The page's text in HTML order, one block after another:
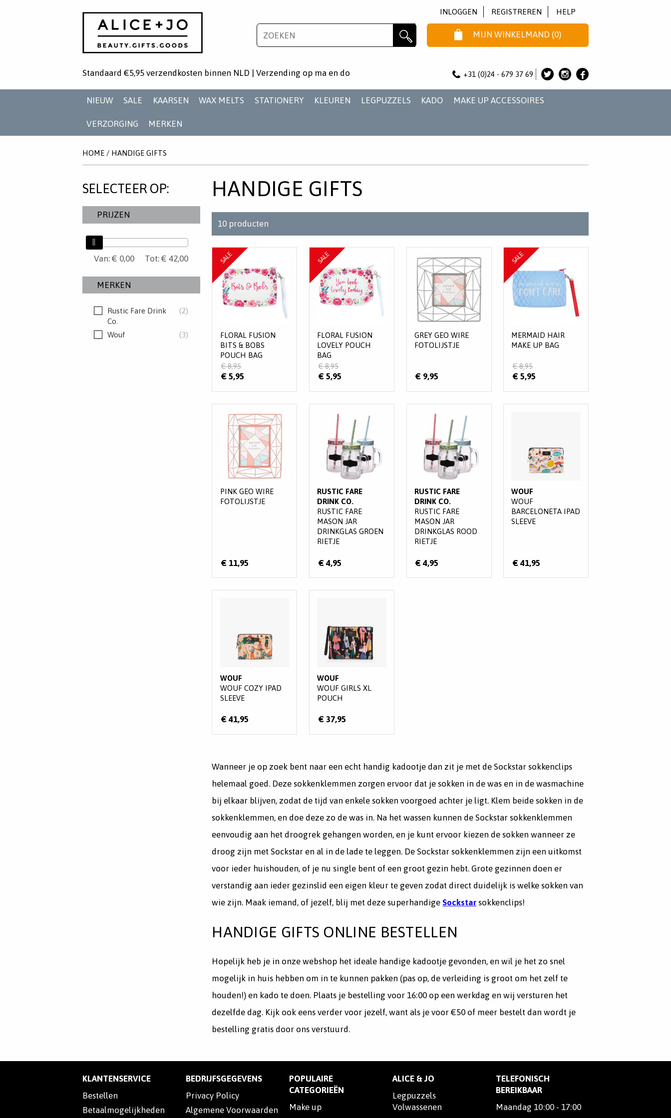
INLOGGEN REGISTREREN HELP
MIJN WINKELMAND (0)
Standaard €5,95 verzendkosten binnen NLD | Verzending op ma en do
+31 (0)24 - 679 37 69
NIEUW SALE KAARSEN WAX MELTS STATIONERY KLEUREN LEGPUZZELS KADO MAKE UP ACCESSOIRES
VERZORGING MERKEN
HOME/ HANDIGE GIFTS
SELECTEER OP:
PRIJZEN
Van:€ 0,00 Tot:€ 42,00
Van
Tot
MERKEN
Rustic Fare Drink
Co.
(2)
Wouf (3)
HANDIGE GIFTS
10 producten
FLORAL FUSION
BITS & BOBS
POUCH BAG
SALE
€ 5,95
€ 8,95
FLORAL FUSION
LOVELY POUCH
BAG
SALE
€ 5,95
€ 8,95
GREY GEO WIRE
FOTOLIJSTJE
€ 9,95
MERMAID HAIR
MAKE UP BAG
SALE
€ 5,95
€ 8,95
PINK GEO WIRE
FOTOLIJSTJE
€ 11,95
RUSTIC FARE
DRINK CO.
RUSTIC FARE
MASON JAR
DRINKGLAS GROEN
RIETJE
€ 4,95
RUSTIC FARE
DRINK CO.
RUSTIC FARE
MASON JAR
DRINKGLAS ROOD
RIETJE
€ 4,95
WOUF
WOUF
BARCELONETA IPAD
SLEEVE
€ 41,95
WOUF
WOUF COZY IPAD
SLEEVE
€ 41,95
WOUF
WOUF GIRLS XL
POUCH
€ 37,95
Wanneer je op zoek bent naar een echt handig kadootje dan zit je met de Sockstar sokkenclips
helemaal goed. Deze sokkenklemmen zorgen ervoor dat je sokken in de was en in de wasmachine
bij elkaar blijven, zodat de tijd van enkele sokken voorgoed achter je ligt. Klem beide sokken in de
sokkenklemmen, en doe deze zo de was in. Na het wassen kunnen de Sockstar sokkenklemmen
eenvoudig aan het droogrek gehangen worden, en je kunt ervoor kiezen de sokken wanneer ze
droog zijn met Sockstar en al in de lade te leggen. De Sockstar sokkenklemmen zijn een uitkomst
voor ieder huishouden, of je nu single bent of een groot gezin hebt. Grote gezinnen doen er
verstandig aan ieder gezinslid een eigen kleur te geven zodat direct duidelijk is welke sokken van
wie zijn. Maak iemand, of jezelf, blij met deze superhandigeSockstar sokkenclips!
HANDIGE GIFTS ONLINE BESTELLEN
Hopelijk heb je in onze webshop het ideale handige kadootje gevonden, en wil je het zo snel
mogelijk in huis hebben om in te kunnen pakken (pas op, de verleiding is groot om het zelf te
houden!) en kado te doen. Plaats je bestelling voor 16:00 op een werkdag en wij versturen het
dezelfde dag. Kijk ook eens verder voor jezelf, want als je voor €50 of meer bestelt dan wordt je
bestelling gratis door ons verstuurd.
NIEUWSBRIEF
Wil je als eerste op de hoogste zijn van het laatste
nieuws en aanbiedingen?
AANMELDEN
KLANTENSERVICE
Bestellen
Betaalmogelijkheden
BEDRIJFSGEGEVENS
Privacy Policy
Algemene Voorwaarden
POPULAIRE
CATEGORIEËN
Make up
ALICE & JO
Legpuzzels
Volwassenen
TELEFONISCH
BEREIKBAAR
Maandag 10:00 - 17:00